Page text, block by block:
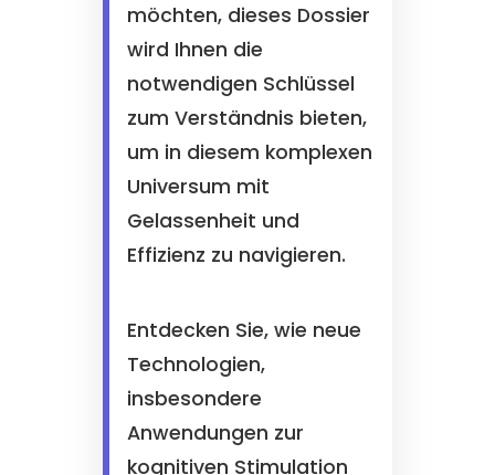
möchten, dieses Dossier
wird Ihnen die
notwendigen Schlüssel
zum Verständnis bieten,
um in diesem komplexen
Universum mit
Gelassenheit und
Effizienz zu navigieren.
Entdecken Sie, wie neue
Technologien,
insbesondere
Anwendungen zur
kognitiven Stimulation